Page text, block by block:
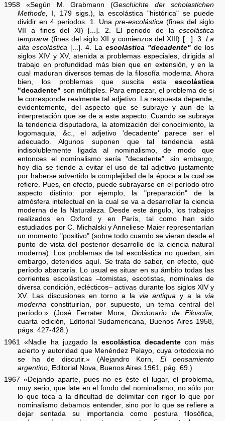
1958 «Según M. Grabmann (Geschichte der scholastichen
Methode,
I, 179 sigs.), la escolástica "histórica" se puede
dividir en 4 periodos. 1. Unapre-escolástica (fines del siglo
VII a fines del XI) [...]. 2. El periodo de laescolástica
temprana (fines del siglo XII y comienzos del XIII) [...]. 3.La
alta escolástica [...]. 4. Laescolástica "decadente" de los
siglos XIV y XV, atenida a problemas especiales, dirigida al
trabajo en profundidad más bien que en extensión, y en la
cual maduran diversos temas de la filosofía moderna. Ahora
bien, los problemas que suscita estaescolástica
"decadente" son múltiples. Para empezar, el problema de si
le corresponde realmente tal adjetivo. La respuesta depende,
evidentemente, del aspecto que se subraye y aun de la
interpretación que se de a este aspecto. Cuando se subraya
la tendencia disputadora, la atomización del conocimiento, la
logomaquia, &c., el adjetivo 'decadente' parece ser el
adecuado. Algunos suponen que tal tendencia está
indisolublemente ligada al nominalismo, de modo que
entonces el nominalismo sería "decadente". sin embargo,
hoy día se tiende a evitar el uso de tal adjetivo justamente
por haberse advertido la complejidad de la época a la cual se
refiere. Pues, en efecto, puede subrayarse en el período otro
aspecto distinto: por ejemplo, la "preparación" de la
atmósfera intelectual en la cual se va a desarrollar la ciencia
moderna de la Naturaleza. Desde este ángulo, los trabajos
realizados en Oxford y en París, tal como han sido
estudiados por C. Michalski y Anneliese Maier representarían
un momento "positivo" (sobre todo cuando se vieran desde el
punto de vista del posterior desarrollo de la ciencia natural
moderna). Los problemas de tal escolástica no quedan, sin
embargo, detenidos aquí. Se trata de saber, en efecto, qué
período abarcaría. Lo usual es situar en su ámbito todas las
corrientes escolásticas –tomistas, escotistas, nominales de
diversa condición, eclécticos– activas durante los siglos XIV y
XV. Las discusiones en torno a lavia antiqua y a lavia
moderna constituirían, por supuesto, un tema central del
período.» (José Ferrater Mora, Diccionario de Filosofía,
cuarta edición, Editorial Sudamericana, Buenos Aires 1958,
págs. 427-428.)
1961 «Nadie ha juzgado laescolástica decadente con más
acierto y autoridad que Menéndez Pelayo, cuya ortodoxia no
se ha de discutir.» (Alejandro Korn, El pensamiento
argentino, Editorial Nova, Buenos Aires 1961, pág. 69.)
1967 «Dejando aparte, pues no es éste el lugar, el problema,
muy serio, que late en el fondo del nominalismo, no sólo por
lo que toca a la dificultad de delimitar con rigor lo que por
nominalismo debamos entender, sino por lo que se refiere a
dejar sentada su importancia como postura filosófica,